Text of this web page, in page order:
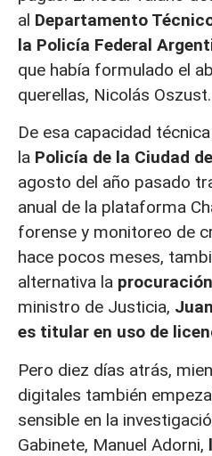
al Departamento
la Policía Federal
que había formulado el
querellas, Nicolás Oszust.
De esa capacidad
la Policía de la Ciudad
agosto del año pasado
anual de la plataforma
forense y monitoreo de
hace pocos meses,
alternativa la
ministro de Justicia,
es titular en uso de
Pero diez días atrás,
digitales también
sensible en la
Gabinete, Manuel Adorni,